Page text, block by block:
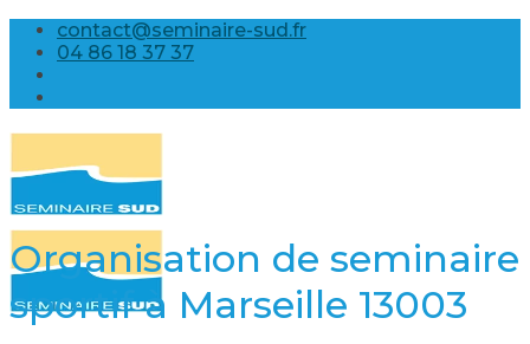
Skip
content
contact@seminaire-sud.fr
04 86 18 37 37
Organisation de seminaire
sportif à Marseille 13003